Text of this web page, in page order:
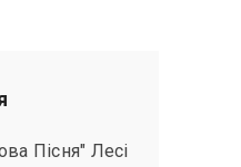
Пісня" Лесі